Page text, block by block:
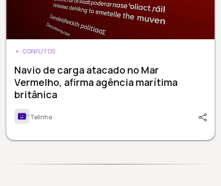
CONFLITOS
Navio de carga atacado no Mar
Vermelho, afirma agência marítima
britânica
Telinha